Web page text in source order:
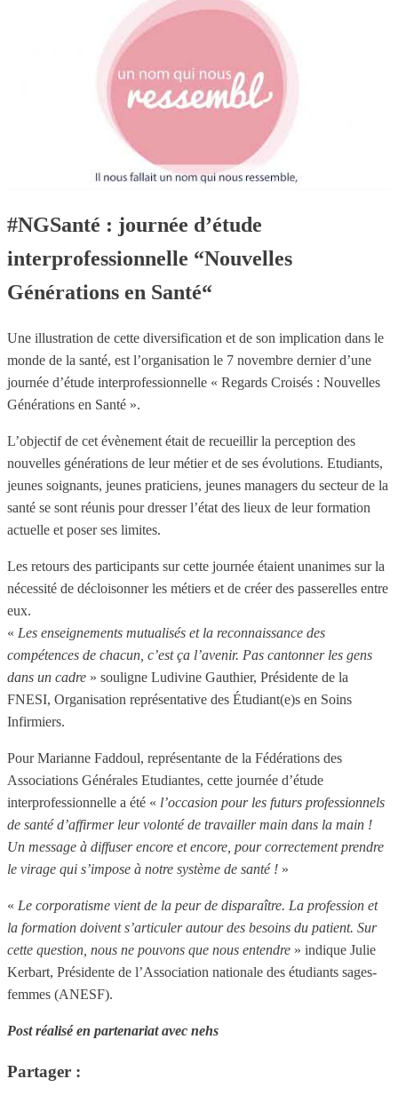
#NGSanté : journée d’étude
interprofessionnelle “Nouvelles
Générations en Santé“
Une illustration de cette diversification et de son implication dans le
monde de la santé, est l’organisation le 7 novembre dernier d’une
journée d’étude interprofessionnelle « Regards Croisés : Nouvelles
Générations en Santé ».
L’objectif de cet évènement était de recueillir la perception des
nouvelles générations de leur métier et de ses évolutions. Etudiants,
jeunes soignants, jeunes praticiens, jeunes managers du secteur de la
santé se sont réunis pour dresser l’état des lieux de leur formation
actuelle et poser ses limites.
Les retours des participants sur cette journée étaient unanimes sur la
nécessité de décloisonner les métiers et de créer des passerelles entre
eux.
« Les enseignements mutualisés et la reconnaissance des
compétences de chacun, c’est ça l’avenir. Pas cantonner les gens
dans un cadre » souligne Ludivine Gauthier, Présidente de la
FNESI, Organisation représentative des Étudiant(e)s en Soins
Infirmiers.
Pour Marianne Faddoul, représentante de la Fédérations des
Associations Générales Etudiantes, cette journée d’étude
interprofessionnelle a été « l’occasion pour les futurs professionnels
de santé d’affirmer leur volonté de travailler main dans la main !
Un message à diffuser encore et encore, pour correctement prendre
le virage qui s’impose à notre système de santé ! »
« Le corporatisme vient de la peur de disparaître. La profession et
la formation doivent s’articuler autour des besoins du patient. Sur
cette question, nous ne pouvons que nous entendre » indique Julie
Kerbart, Présidente de l’Association nationale des étudiants sages-
femmes (ANESF).
Post réalisé en partenariat avec nehs
Partager :